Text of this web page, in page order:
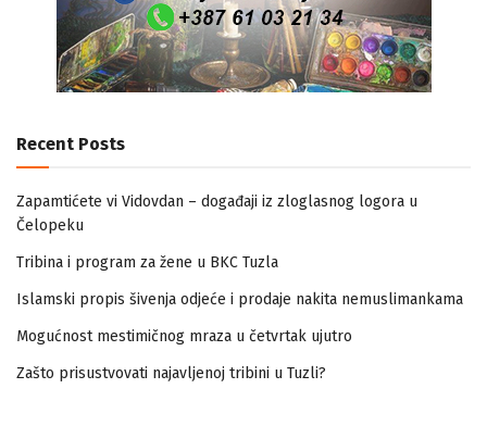
Recent Posts
Zapamtićete vi Vidovdan – događaji iz zloglasnog logora u
Čelopeku
Tribina i program za žene u BKC Tuzla
Islamski propis šivenja odjeće i prodaje nakita nemuslimankama
Mogućnost mestimičnog mraza u četvrtak ujutro
Zašto prisustvovati najavljenoj tribini u Tuzli?